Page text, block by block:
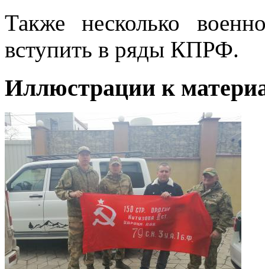
Также несколько
вступить в ряды КПРФ.
Иллюстрации к